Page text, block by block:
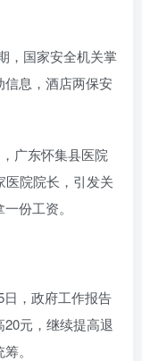
，国家安全机关掌
息，酒店两保安
广东怀集县医院
医院院长，引发关
份工资。
，政府工作报告
元，继续提高退
。